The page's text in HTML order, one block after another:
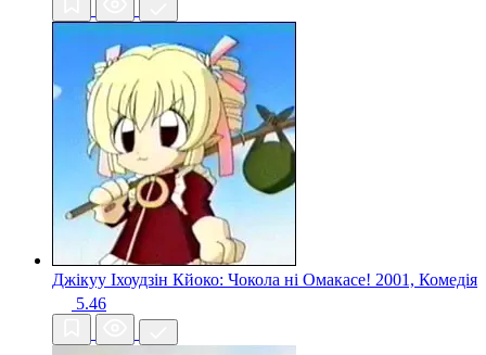
Джікуу Іхоудзін Кйоко: Чокола ні Омакасе! 2001, Комедія
5.46